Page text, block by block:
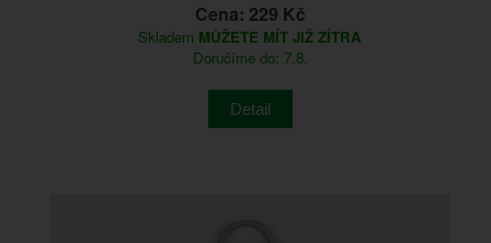
Cena: 229 Kč
Skladem MŮŽETE MÍT JIŽ ZÍTRA
Doručíme do: 7.8.
Detail